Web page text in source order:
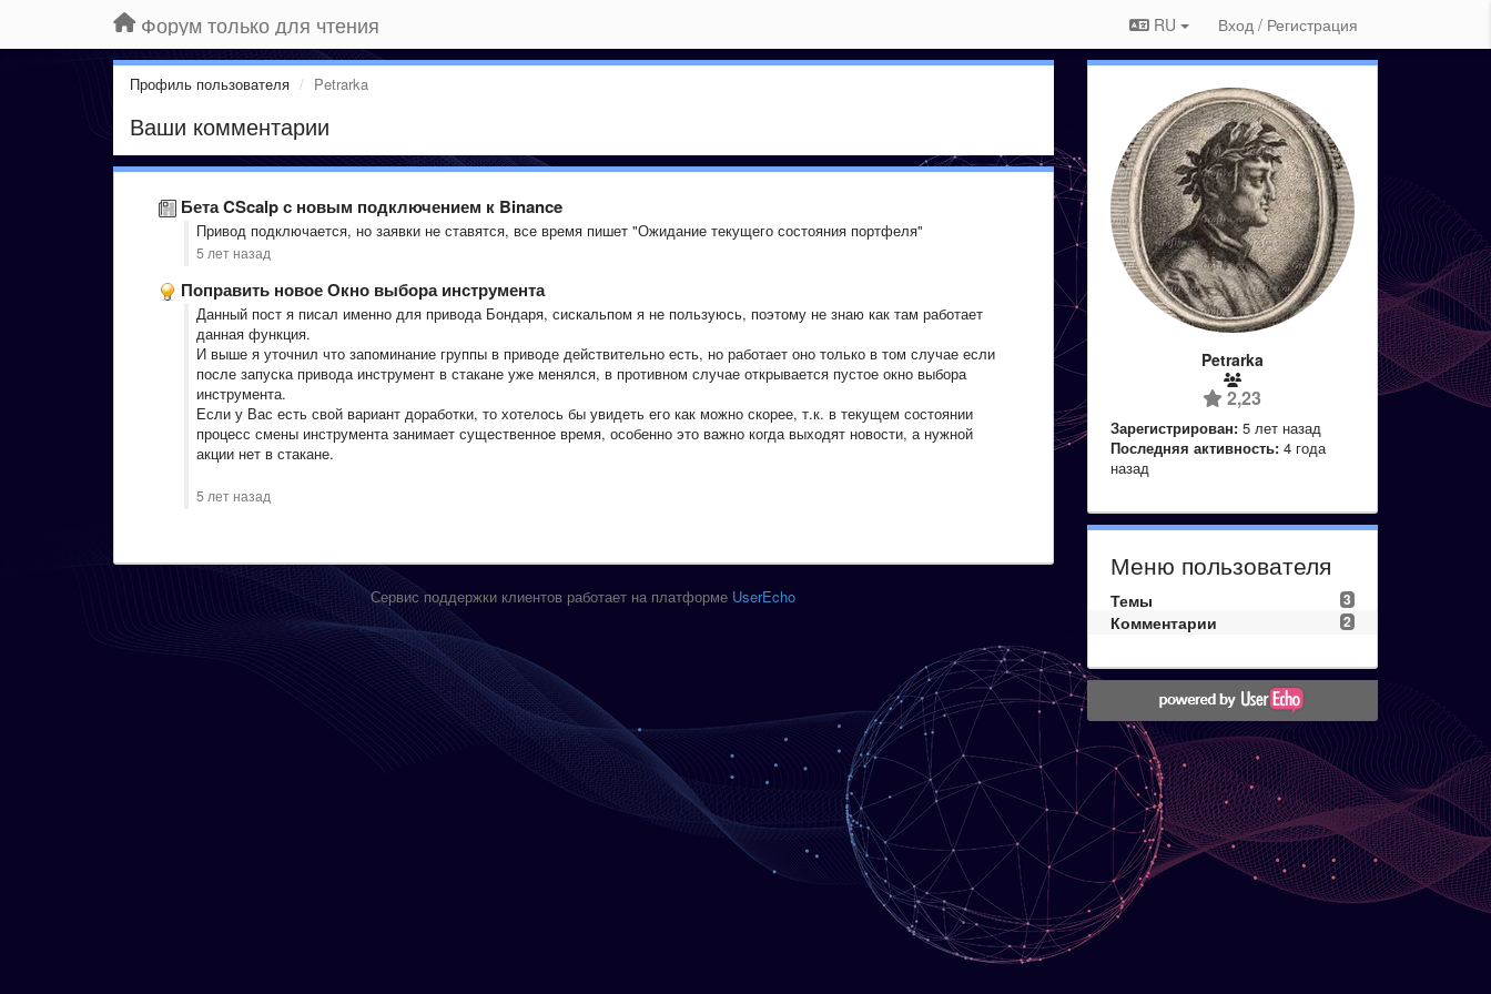
Форум только для чтения RU Вход / Регистрация
Профиль пользователя Petrarka
Ваши комментарии
Бета CScalp с новым подключением к Binance
Привод подключается, но заявки не ставятся, все время пишет "Ожидание текущего состояния портфеля"
5 лет назад
Поправить новое Окно выбора инструмента
Данный пост я писал именно для привода Бондаря, сискальпом я не пользуюсь, поэтому не знаю как там работает
данная функция.
И выше я уточнил что запоминание группы в приводе действительно есть, но работает оно только в том случае если
после запуска привода инструмент в стакане уже менялся, в противном случае открывается пустое окно выбора
инструмента.
Если у Вас есть свой вариант доработки, то хотелось бы увидеть его как можно скорее, т.к. в текущем состоянии
процесс смены инструмента занимает существенное время, особенно это важно когда выходят новости, а нужной
акции нет в стакане.
5 лет назад
Сервис поддержки клиентов работает на платформе UserEcho
Petrarka
2,23
Зарегистрирован: 5 лет назад
Последняя активность: 4 года
назад
Меню пользователя
3
Темы
2
Комментарии